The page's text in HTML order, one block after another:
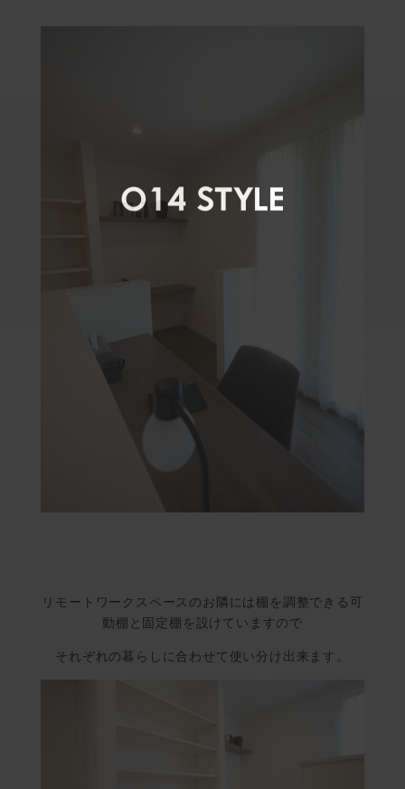
リモートワークスペースのお隣には棚を調整できる可
動棚と固定棚を設けていますので
それぞれの暮らしに合わせて使い分け出来ます。